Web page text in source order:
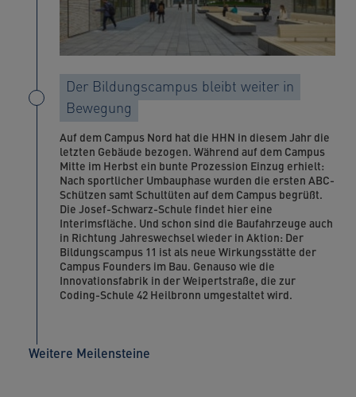
Der Bildungscampus bleibt weiter in
Bewegung
Auf dem Campus Nord hat die HHN in diesem Jahr die
letzten Gebäude bezogen. Während auf dem Campus
Mitte im Herbst ein bunte Prozession Einzug erhielt:
Nach sportlicher Umbauphase wurden die ersten ABC-
Schützen samt Schultüten auf dem Campus begrüßt.
Die Josef-Schwarz-Schule findet hier eine
Interimsfläche. Und schon sind die Baufahrzeuge auch
in Richtung Jahreswechsel wieder in Aktion: Der
Bildungscampus 11 ist als neue Wirkungsstätte der
Campus Founders im Bau. Genauso wie die
Innovationsfabrik in der Weipertstraße, die zur
Coding-Schule 42 Heilbronn umgestaltet wird.
Weitere Meilensteine